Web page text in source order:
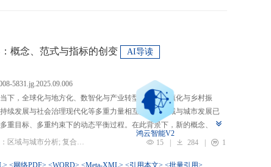
高区域合作收益，形成优势互补、规模效益最大化、外部性内部化
理效率的统一。在区域经济格局深刻变革与国内发展目标转型升级
战。未来区域经济治理研究应聚焦数字时代区域协调发展、因地制
重大现实问题，从新治理主体、新发展目标、新治理工具等维度深
经济治理理论体系，为新时代区域协调发展与区域高质量发展提供学
概念、范式与指标的创变 AI导读
5831.jg.2025.09.006
下，全球化与地方化、数智化与产业转型、新型城镇化与乡村振
续发展与社会治理现代化等多重力量相互交织，区域与城市发展已
重目标、多重约束下的动态平衡过程。在此背景下，新的概念、新
新的范围不断涌现，形成了以“A视角下的B”“面向A的B”“基于A的B”
了新的目标要求、关系规范或作用范围，代表了对区域与城市复杂
关键词：区域与城市分析; 复合概念; “C-P-I”框架; 指标体系 15 | 284 | 1
<网络PDF> <WORD> <Meta-XML> <引用本文> <批量引用>
鸿云智能V2